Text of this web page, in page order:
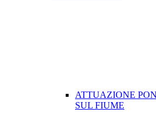
ATTUAZIONE
SUL FIUME